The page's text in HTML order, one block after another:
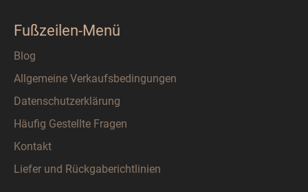
Fußzeilen-Menü
Blog
Allgemeine Verkaufsbedingungen
Datenschutzerklärung
Häufig Gestellte Fragen
Kontakt
Liefer und Rückgaberichtlinien